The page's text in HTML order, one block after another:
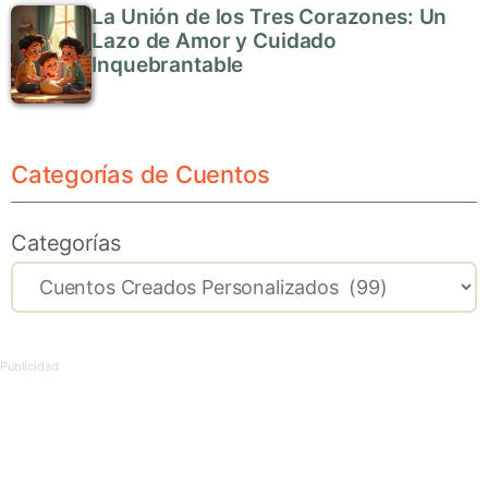
La Unión de los Tres Corazones: Un
Lazo de Amor y Cuidado
Inquebrantable
Categorías de Cuentos
Categorías